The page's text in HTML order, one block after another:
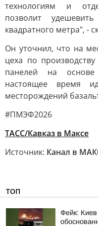
технологиям и
позволит
квадратного метра", -
Он уточнил, что на
цеха по
панелей на
настоящее время
месторождений
#ПМЭФ2026
ТАСС/Кавказ в Максе
Источник: Канал в
ТОП
Фейк: